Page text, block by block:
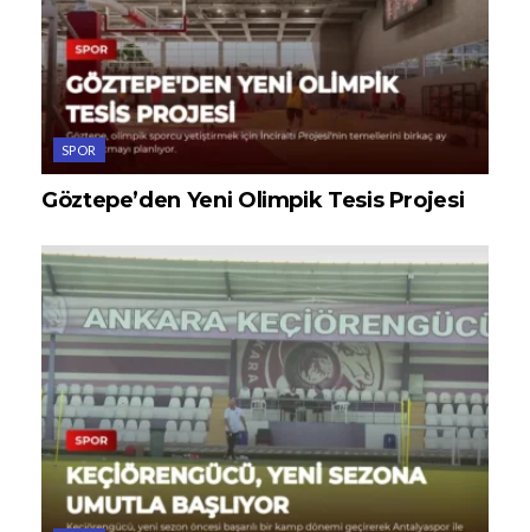
SPOR
Göztepe’den Yeni Olimpik Tesis Projesi